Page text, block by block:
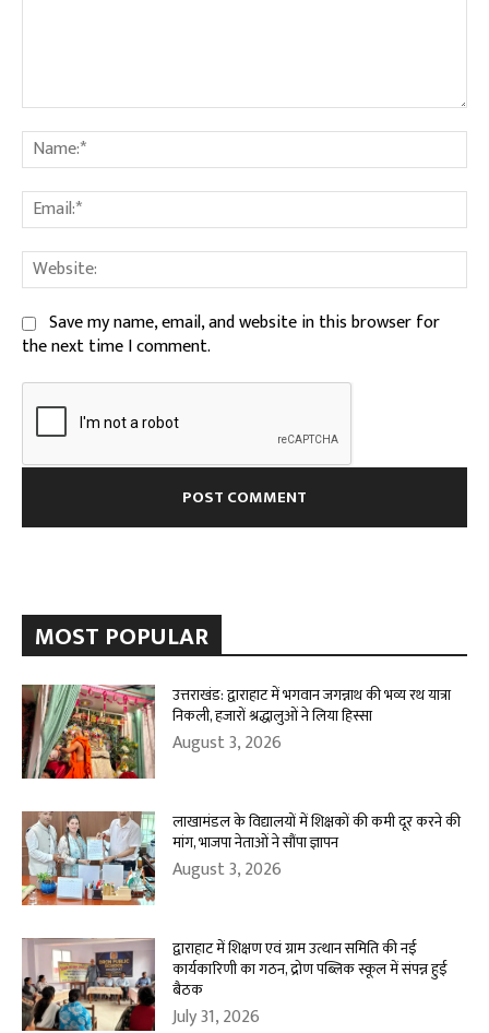
Comment:
Save my name, email, and website in this browser for
the next time I comment.
MOST POPULAR
उत्तराखंड: द्वाराहाट में भगवान जगन्नाथ की भव्य रथ यात्रा
निकली, हजारों श्रद्धालुओं ने लिया हिस्सा
August 3, 2026
लाखामंडल के विद्यालयों में शिक्षकों की कमी दूर करने की
मांग, भाजपा नेताओं ने सौंपा ज्ञापन
August 3, 2026
द्वाराहाट में शिक्षण एवं ग्राम उत्थान समिति की नई
कार्यकारिणी का गठन, द्रोण पब्लिक स्कूल में संपन्न हुई
बैठक
July 31, 2026